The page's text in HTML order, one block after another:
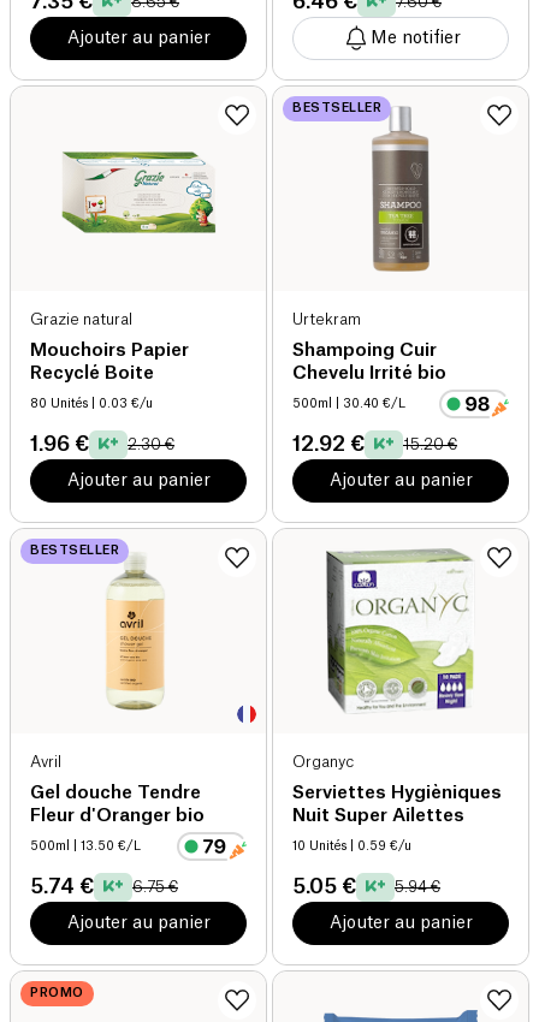
Ajouter au panier Me notifier
Grazie natural
Mouchoirs Papier
Recyclé Boite
80 Unités | 0.03 €/u
1.96 € 2.30 €
Ajouter au panier
BESTSELLER
Urtekram
Shampoing Cuir
Chevelu Irrité bio
500ml | 30.40 €/L
12.92 € 15.20 €
Ajouter au panier
BESTSELLER
Avril
Gel douche Tendre
Fleur d'Oranger bio
500ml | 13.50 €/L
5.74 € 6.75 €
Ajouter au panier
Organyc
Serviettes Hygièniques
Nuit Super Ailettes
10 Unités | 0.59 €/u
5.05 € 5.94 €
Ajouter au panier
PROMO